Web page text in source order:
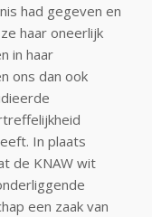
had gegeven en
haar oneerlijk
in haar
ons dan ook
In plaats
de KNAW wit
een zaak van